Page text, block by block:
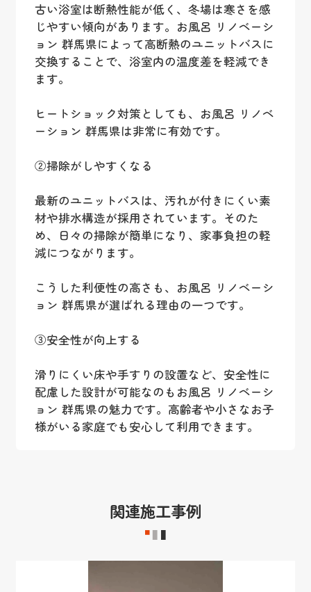
古い浴室は断熱性能が低く、冬場は寒さを感
じやすい傾向があります。お風呂 リノベーシ
ョン 群馬県によって高断熱のユニットバスに
交換することで、浴室内の温度差を軽減でき
ます。
ヒートショック対策としても、お風呂 リノベ
ーション 群馬県は非常に有効です。
②掃除がしやすくなる
最新のユニットバスは、汚れが付きにくい素
材や排水構造が採用されています。そのた
め、日々の掃除が簡単になり、家事負担の軽
減につながります。
こうした利便性の高さも、お風呂 リノベーシ
ョン 群馬県が選ばれる理由の一つです。
③安全性が向上する
滑りにくい床や手すりの設置など、安全性に
配慮した設計が可能なのもお風呂 リノベーシ
ョン 群馬県の魅力です。高齢者や小さなお子
様がいる家庭でも安心して利用できます。
関連施工事例